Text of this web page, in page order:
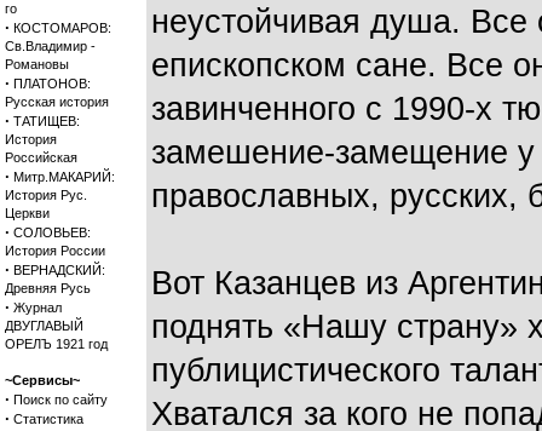
го
· КОСТОМАРОВ:
Св.Владимир -
Романовы
· ПЛАТОНОВ:
Русская история
· ТАТИЩЕВ:
История
Российская
· Митр.МАКАРИЙ:
История Рус.
Церкви
· СОЛОВЬЕВ:
История России
· ВЕРНАДСКИЙ:
Древняя Русь
· Журнал
ДВУГЛАВЫЙ
ОРЕЛЪ 1921 год
~Сервисы~
· Поиск по сайту
· Статистика
неустойчивая душа. Все
епископском сане. Все
завинченного с 1990-х
замешение-замещение у
православных, русских,
Вот Казанцев из
поднять «Нашу страну»
публицистического
Хватался за кого не